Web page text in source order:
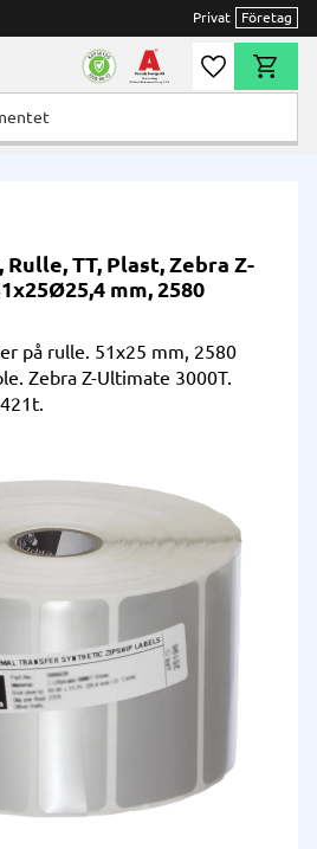
Privat Företag
Önskelista
TT, Plast, Zebra Z-
mm, 2580
på rulle. 51x25 mm, 2580
Zebra Z-Ultimate 3000T.